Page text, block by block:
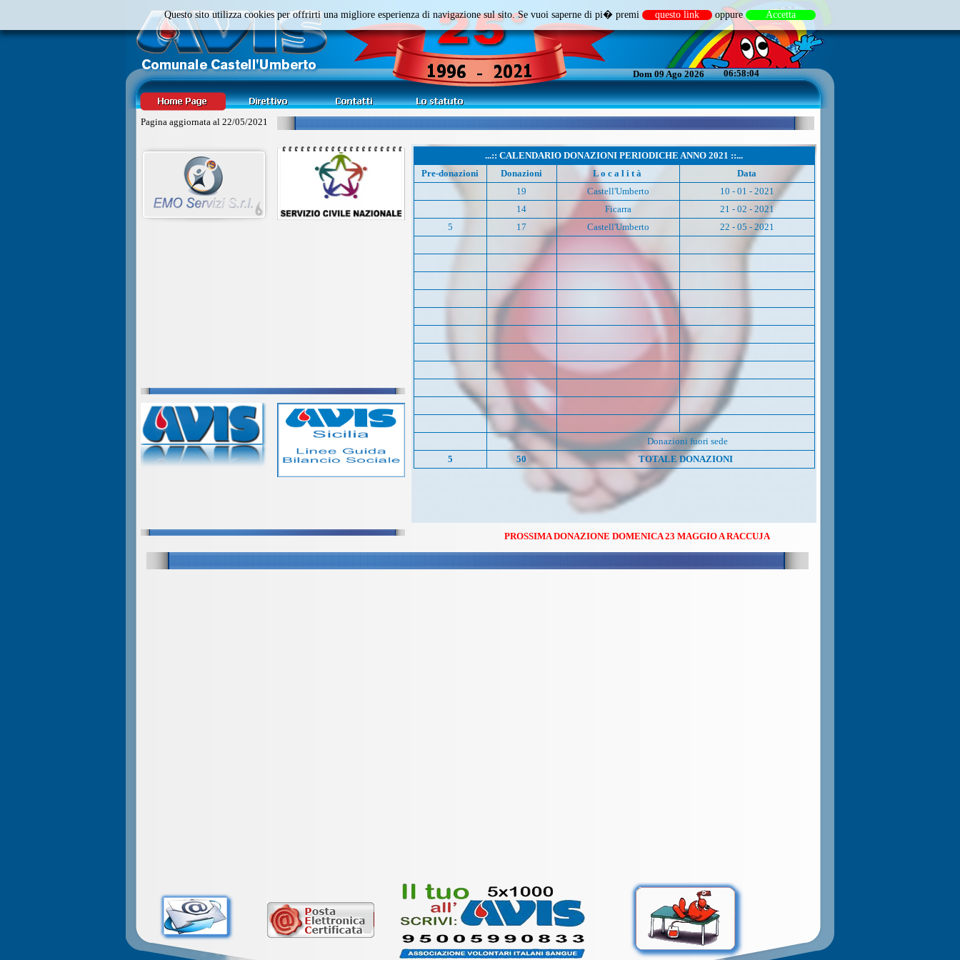
Dom 09 Ago 2026 06:58:04
Pagina aggiornata al 22/05/2021
SERVIZIO CIVILE
AVIS 2017
...:: CALENDARIO DONAZIONI PERIODICHE ANNO 2021 ::...
Pre-donazioni
Donazioni L o c a l i t à
Data
19
Castell'Umberto
10 - 01 - 2021
14
Ficarra
21 - 02 - 2021
5
17 Castell'Umberto 22 - 05 - 2021
Donazioni fuori sede
5
50 TOTALE DONAZIONI
PROSSIMA DONAZIONE DOMENICA 23 MAGGIO A RACCUJA
Questo sito utilizza cookies per offrirti una migliore esperienza di navigazione sul sito. Se vuoi saperne di pi� premi questo link oppure Accetta